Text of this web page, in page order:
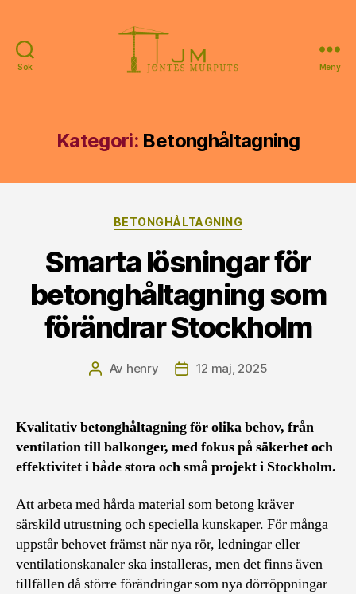
Sök Meny
Kategori: Betonghåltagning
Kategorier
BETONGHÅLTAGNING
Smarta lösningar för
betonghåltagning som
förändrar Stockholm
Inläggsförfattare
Av henry Inläggsdatum
12 maj, 2025
Kvalitativ betonghåltagning för olika behov, från
ventilation till balkonger, med fokus på säkerhet och
effektivitet i både stora och små projekt i Stockholm.
Att arbeta med hårda material som betong kräver
särskild utrustning och speciella kunskaper. För många
uppstår behovet främst när nya rör, ledningar eller
ventilationskanaler ska installeras, men det finns även
tillfällen då större förändringar som nya dörröppningar